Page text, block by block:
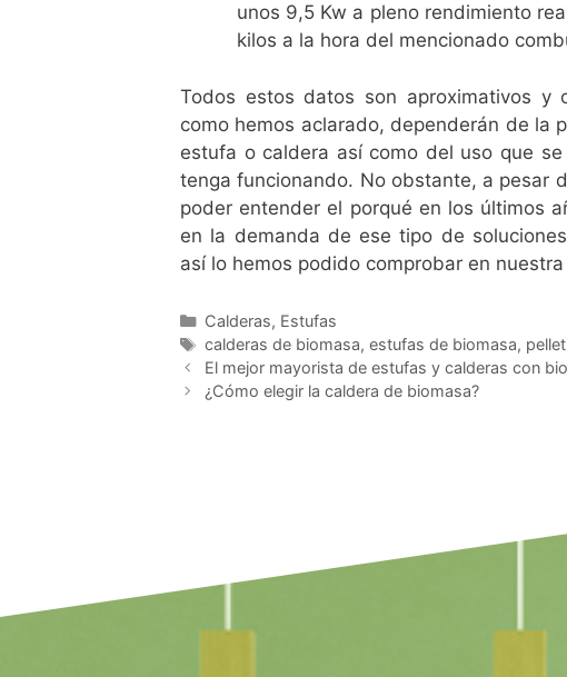
unos 9,5 Kw a pleno rendimiento
kilos a la hora del mencionado
Todos estos datos son aproximativos y
como hemos aclarado, dependerán de la
estufa o caldera así como del uso que
tenga funcionando. No obstante, a pesar
poder entender el porqué en los últimos
en la demanda de ese tipo de
así lo hemos podido comprobar en
Calderas, Estufas
calderas de biomasa, estufas de biomasa, pellet
El mejor mayorista de estufas y calderas con
¿Cómo elegir la caldera de biomasa?